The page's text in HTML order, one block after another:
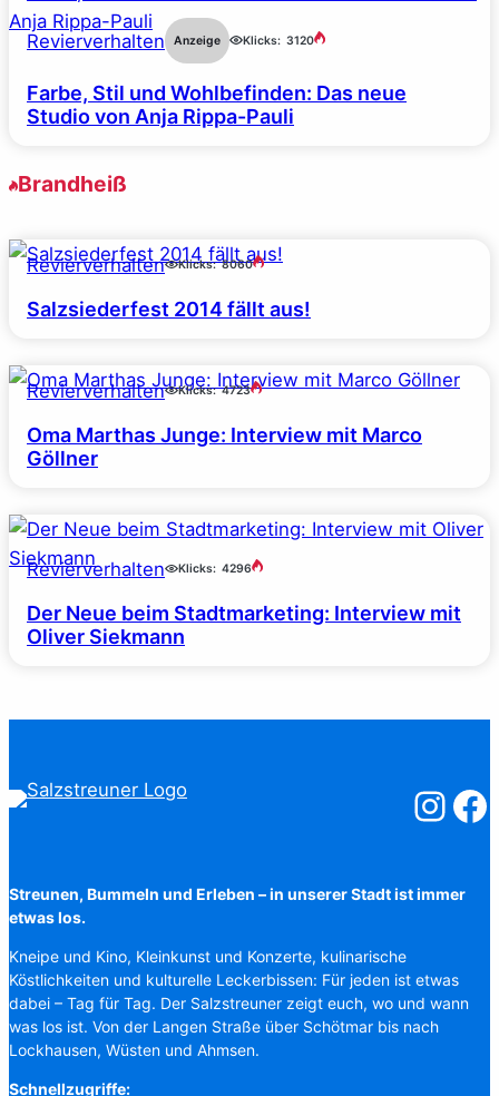
Revierverhalten Anzeige Klicks: 3120
Farbe, Stil und Wohlbefinden: Das neue
Studio von Anja Rippa-Pauli
Brandheiß
Revierverhalten Klicks: 8060
Salzsiederfest 2014 fällt aus!
Revierverhalten Klicks: 4723
Oma Marthas Junge: Interview mit Marco
Göllner
Revierverhalten Klicks: 4296
Der Neue beim Stadtmarketing: Interview mit
Oliver Siekmann
Streunen, Bummeln und Erleben – in unserer Stadt ist immer
etwas los.
Kneipe und Kino, Kleinkunst und Konzerte, kulinarische
Köstlichkeiten und kulturelle Leckerbissen: Für jeden ist etwas
dabei – Tag für Tag. Der Salzstreuner zeigt euch, wo und wann
was los ist. Von der Langen Straße über Schötmar bis nach
Lockhausen, Wüsten und Ahmsen.
Schnellzugriffe: